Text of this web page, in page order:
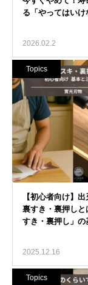
2026.02.2
Topics
2025.12.16
Topics